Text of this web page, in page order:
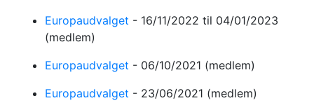
Europaudvalget - 16/11/2022 til 04/01/2023
(medlem)
Europaudvalget - 06/10/2021 (medlem)
Europaudvalget - 23/06/2021 (medlem)